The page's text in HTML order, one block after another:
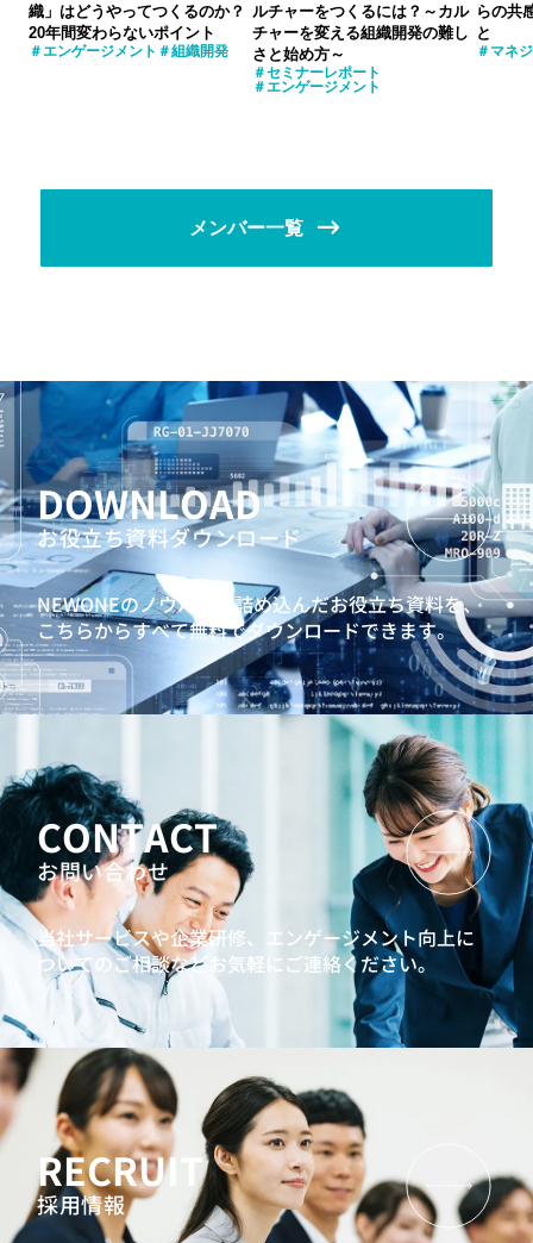
織」はどうやってつくるのか？
20年間変わらないポイント
エンゲージメント 組織開発
ルチャーをつくるには？～カル
チャーを変える組織開発の難し
さと始め方～
セミナーレポート
エンゲージメント
らの共
と
マネ
メンバー一覧
DOWNLOAD
お役立ち資料ダウンロード
NEWONEのノウハウを詰め込んだお役立ち資料を、
こちらからすべて無料でダウンロードできます。
CONTACT
お問い合わせ
当社サービスや企業研修、エンゲージメント向上に
ついてのご相談などお気軽にご連絡ください。
RECRUIT
採用情報